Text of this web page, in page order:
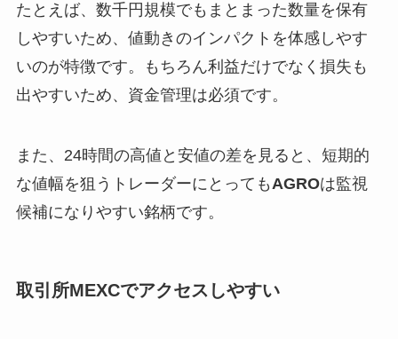
たとえば、数千円規模でもまとまった数量を保有
しやすいため、値動きのインパクトを体感しやす
いのが特徴です。もちろん利益だけでなく損失も
出やすいため、資金管理は必須です。
また、24時間の高値と安値の差を見ると、短期的
な値幅を狙うトレーダーにとっても AGROは監視
候補になりやすい銘柄です。
取引所MEXCでアクセスしやすい